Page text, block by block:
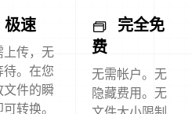
极速
上传，无
待。在您
文件的瞬
转换。
完全免
费
无需帐户。无
隐藏费用。无